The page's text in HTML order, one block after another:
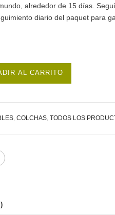
alrededor de 15 días.
diario del paquet para
AL CARRITO
COLCHAS TODOS LOS